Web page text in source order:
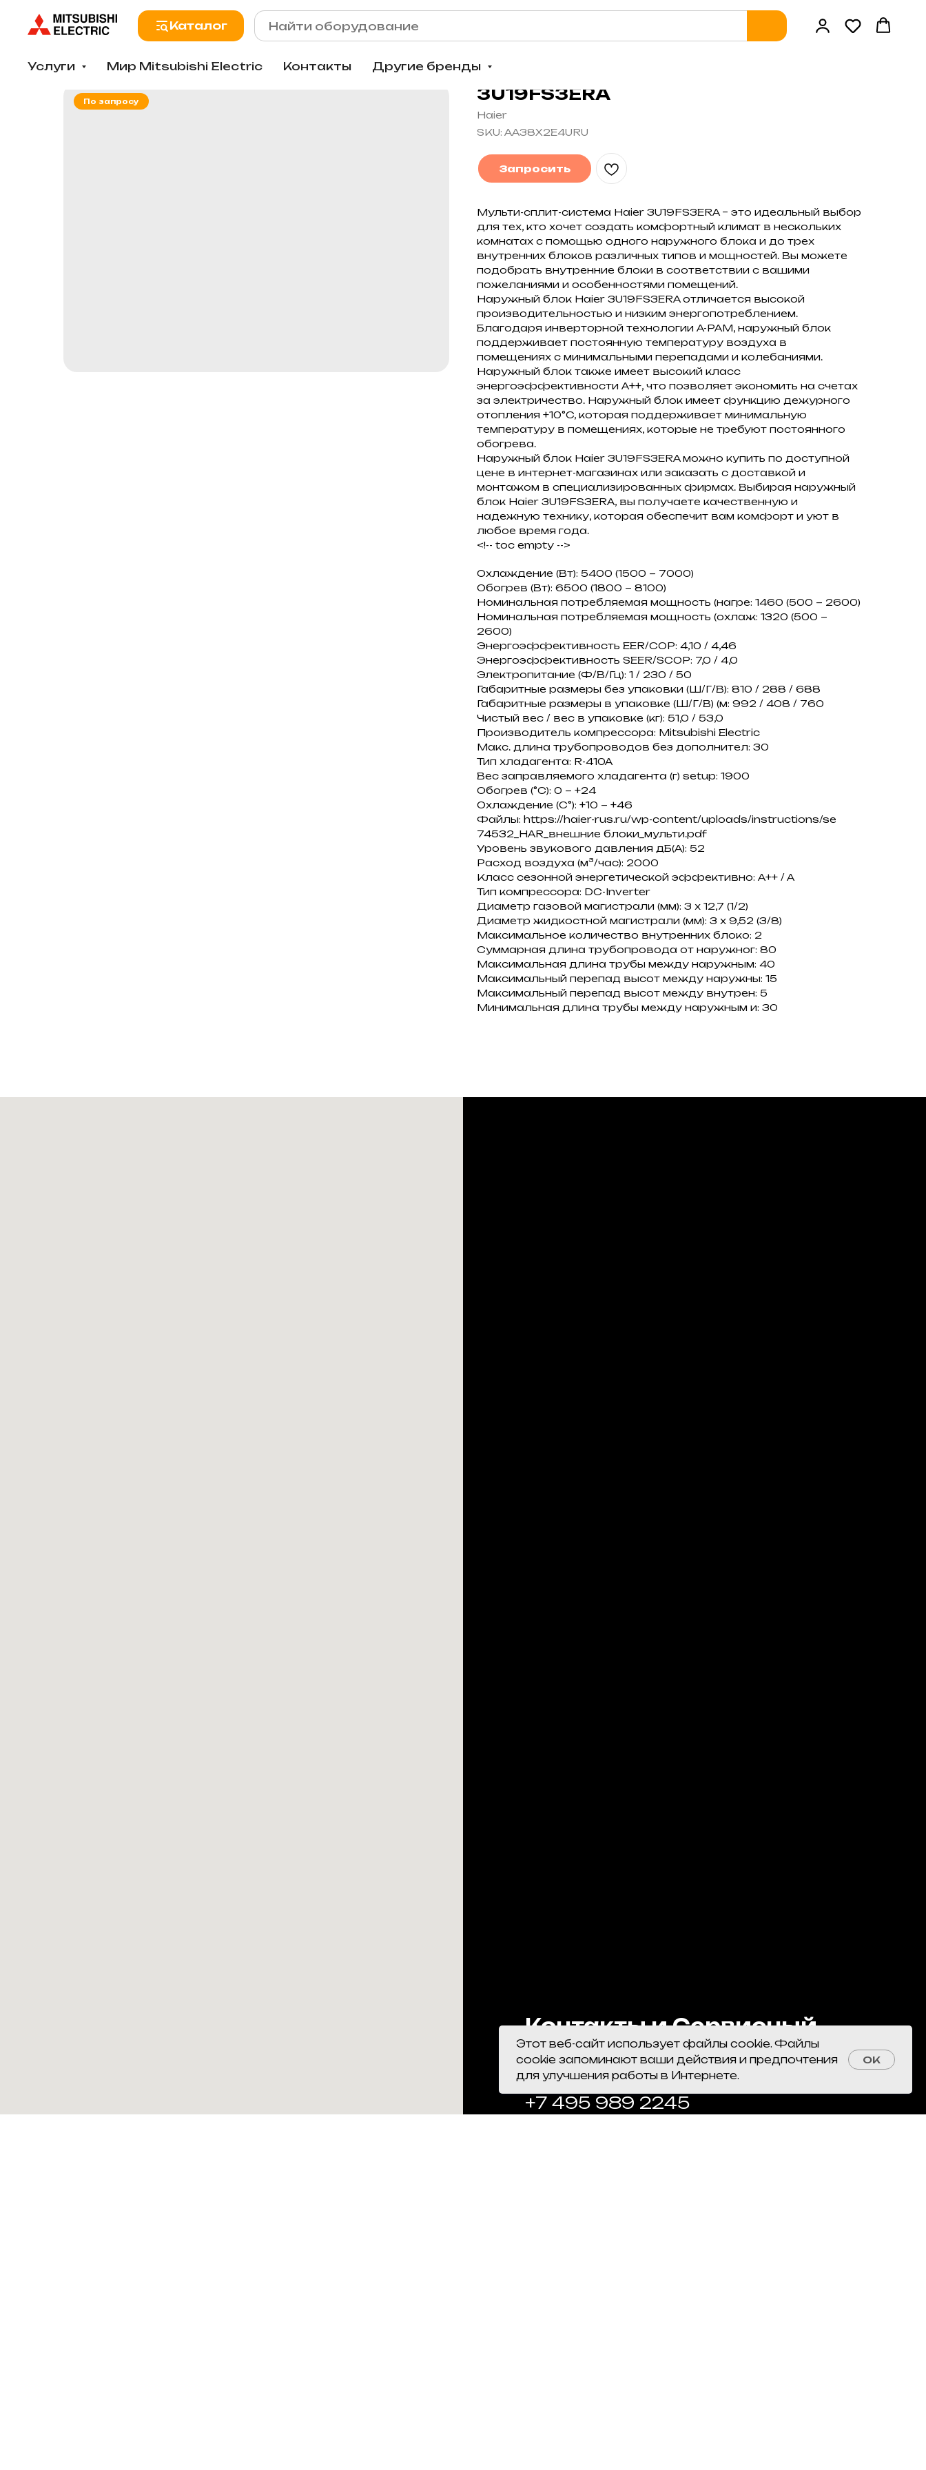
Каталог
Услуги Мир Mitsubishi Electric Контакты Другие бренды
3U19FS3ERA
Haier
SKU: AA38X2E4URU
Запросить
Мульти-сплит-система Haier 3U19FS3ERA – это идеальный выбор
для тех, кто хочет создать комфортный климат в нескольких
комнатах с помощью одного наружного блока и до трех
внутренних блоков различных типов и мощностей. Вы можете
подобрать внутренние блоки в соответствии с вашими
пожеланиями и особенностями помещений.
Наружный блок Haier 3U19FS3ERA отличается высокой
производительностью и низким энергопотреблением.
Благодаря инверторной технологии A-PAM, наружный блок
поддерживает постоянную температуру воздуха в
помещениях с минимальными перепадами и колебаниями.
Наружный блок также имеет высокий класс
энергоэффективности A++, что позволяет экономить на счетах
за электричество. Наружный блок имеет функцию дежурного
отопления +10°C, которая поддерживает минимальную
температуру в помещениях, которые не требуют постоянного
обогрева.
Наружный блок Haier 3U19FS3ERA можно купить по доступной
цене в интернет-магазинах или заказать с доставкой и
монтажом в специализированных фирмах. Выбирая наружный
блок Haier 3U19FS3ERA, вы получаете качественную и
надежную технику, которая обеспечит вам комфорт и уют в
любое время года.
<!-- toc empty -->
Охлаждение (Вт): 5400 (1500 ~ 7000)
Обогрев (Вт): 6500 (1800 ~ 8100)
Номинальная потребляемая мощность (нагре: 1460 (500 ~ 2600)
Номинальная потребляемая мощность (охлаж: 1320 (500 ~
2600)
Энергоэффективность EER/COP: 4,10 / 4,46
Энергоэффективность SEER/SCOP: 7,0 / 4,0
Электропитание (Ф/В/Гц): 1 / 230 / 50
Габаритные размеры без упаковки (Ш/Г/В): 810 / 288 / 688
Габаритные размеры в упаковке (Ш/Г/В) (м: 992 / 408 / 760
Чистый вес / вес в упаковке (кг): 51,0 / 53,0
Производитель компрессора: Mitsubishi Electric
Макс. длина трубопроводов без дополнител: 30
Тип хладагента: R-410A
Вес заправляемого хладагента (г) setup: 1900
Обогрев (°С): 0 ~ +24
Охлаждение (С°): +10 ~ +46
Файлы: https://haier-rus.ru/wp-content/uploads/instructions/se
74532_HAR_внешние блоки_мульти.pdf
Уровень звукового давления дБ(А): 52
Расход воздуха (м³/час): 2000
Класс сезонной энергетической эффективно: A++ / A
Тип компрессора: DC-Inverter
Диаметр газовой магистрали (мм): 3 x 12,7 (1/2)
Диаметр жидкостной магистрали (мм): 3 x 9,52 (3/8)
Максимальное количество внутренних блоко: 2
Суммарная длина трубопровода от наружног: 80
Максимальная длина трубы между наружным: 40
Максимальный перепад высот между наружны: 15
Максимальный перепад высот между внутрен: 5
Минимальная длина трубы между наружным и: 30
Контакты и Сервисный
центр:
+7 495 989 2245
Этот веб-сайт использует файлы cookie. Файлы
cookie запоминают ваши действия и предпочтения
для улучшения работы в Интернете.
OK